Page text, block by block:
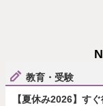
教育・受験
【夏休み2026】す